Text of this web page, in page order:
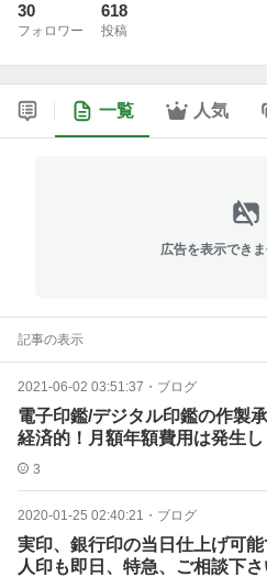
30
フォロワー
618
投稿
一覧 人気
広告を表示でき
記事の表示
2021-06-02 03:51:37 ・ ブログ
電子印鑑/デジタル印鑑の作製
経済的！月額年額費用は発生し
3
2020-01-25 02:40:21 ・ ブログ
実印、銀行印の当日仕上げ可
人印も即日、特急、ご相談下